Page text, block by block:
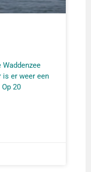
er weer een
20